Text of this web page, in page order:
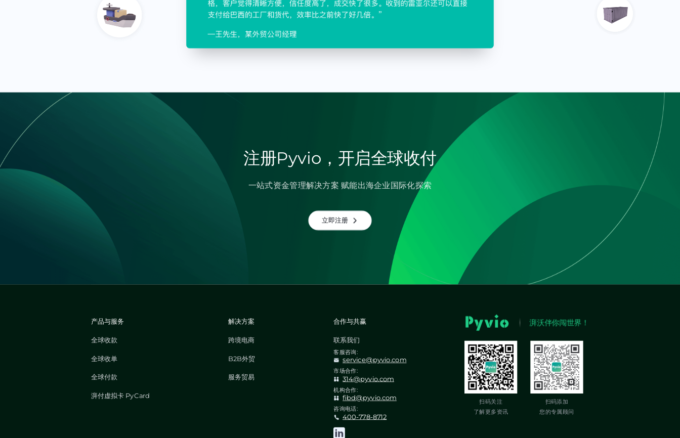
注册Pyvio，开启全球收付
一站式资金管理解决方案 赋能出海企业国际化探索
立即注册
产品与服务
全球收款
全球收单
全球付款
湃付虚拟卡 PyCard
解决方案
跨境电商
B2B外贸
服务贸易
合作与共赢
联系我们
客服咨询:
service@pyvio.com
市场合作:
314@pyvio.com
机构合作:
fibd@pyvio.com
咨询电话:
400-778-8712
湃沃伴你闯世界！
扫码关注
了解更多资讯
扫码添加
您的专属顾问